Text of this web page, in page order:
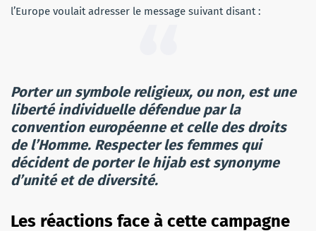
l’Europe voulait adresser le message suivant disant :
Porter un symbole religieux, ou non, est une
liberté individuelle défendue par la
convention européenne et celle des droits
de l’Homme. Respecter les femmes qui
décident de porter le hijab est synonyme
d’unité et de diversité.
Les réactions face à cette campagne